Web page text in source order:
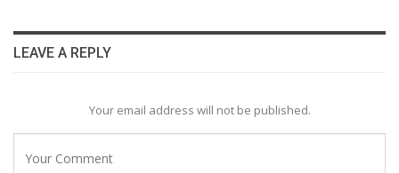
LEAVE A REPLY
Your email address will not be published.